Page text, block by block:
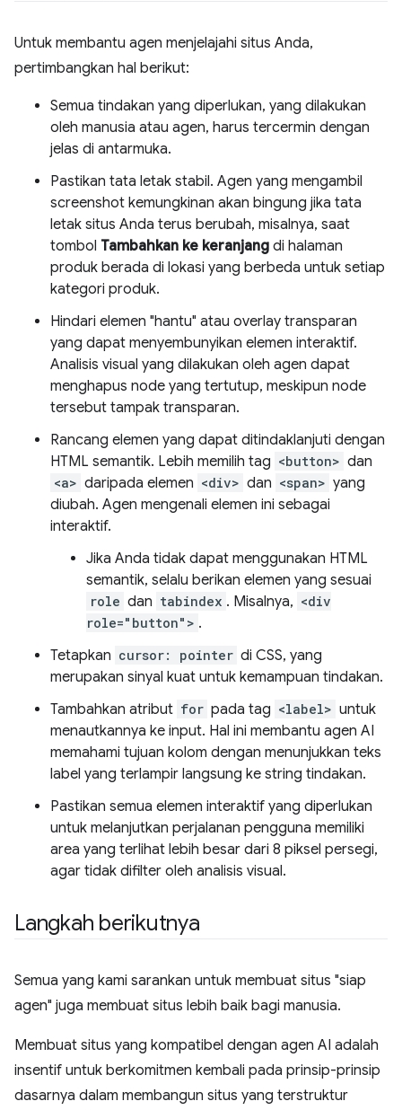
Untuk membantu agen menjelajahi situs Anda,
pertimbangkan hal berikut:
Semua tindakan yang diperlukan, yang dilakukan
oleh manusia atau agen, harus tercermin dengan
jelas di antarmuka.
Pastikan tata letak stabil. Agen yang mengambil
screenshot kemungkinan akan bingung jika tata
letak situs Anda terus berubah, misalnya, saat
tombol Tambahkan ke keranjang di halaman
produk berada di lokasi yang berbeda untuk setiap
kategori produk.
Hindari elemen "hantu" atau overlay transparan
yang dapat menyembunyikan elemen interaktif.
Analisis visual yang dilakukan oleh agen dapat
menghapus node yang tertutup, meskipun node
tersebut tampak transparan.
Rancang elemen yang dapat ditindaklanjuti dengan
HTML semantik. Lebih memilih tag <button> dan
<a> daripada elemen <div> dan <span> yang
diubah. Agen mengenali elemen ini sebagai
interaktif.
Jika Anda tidak dapat menggunakan HTML
semantik, selalu berikan elemen yang sesuai
role dan tabindex . Misalnya, <div
role="button"> .
Tetapkan cursor: pointer di CSS, yang
merupakan sinyal kuat untuk kemampuan tindakan.
Tambahkan atribut for pada tag <label> untuk
menautkannya ke input. Hal ini membantu agen AI
memahami tujuan kolom dengan menunjukkan teks
label yang terlampir langsung ke string tindakan.
Pastikan semua elemen interaktif yang diperlukan
untuk melanjutkan perjalanan pengguna memiliki
area yang terlihat lebih besar dari 8 piksel persegi,
agar tidak difilter oleh analisis visual.
Langkah berikutnya
Semua yang kami sarankan untuk membuat situs "siap
agen" juga membuat situs lebih baik bagi manusia.
Membuat situs yang kompatibel dengan agen AI adalah
insentif untuk berkomitmen kembali pada prinsip-prinsip
dasarnya dalam membangun situs yang terstruktur